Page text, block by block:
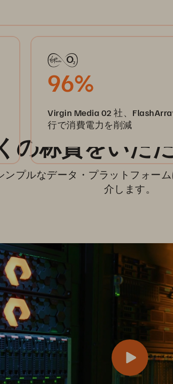
96%
Virgin Media 02 社、
行で消費電力を削減
の称賛をいた
ンプルなデータ・プラットフォー
介します。